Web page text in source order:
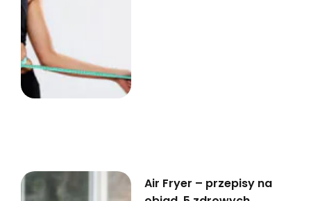
Air Fryer – przepisy na